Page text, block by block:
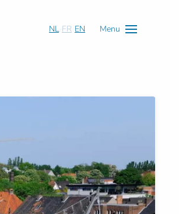
NL FR EN Menu